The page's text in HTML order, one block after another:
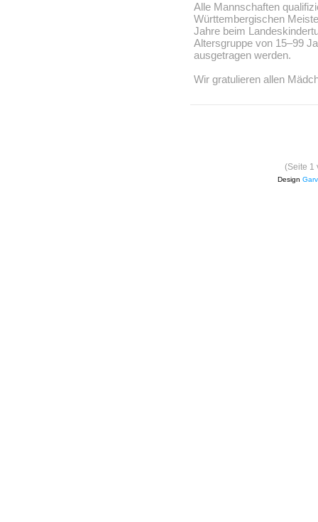
Alle Mannschaften
Württembergischen
Jahre beim
Altersgruppe von 15–99
ausgetragen werden.
Wir gratulieren allen
(Seite 1
Design